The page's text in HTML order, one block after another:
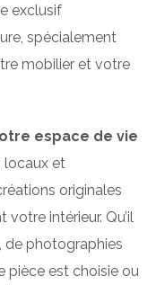
exclusif
spécialement
mobilier et votre
espace de vie
locaux et
originales
intérieur. Qu’il
de photographies
pièce est choisie ou